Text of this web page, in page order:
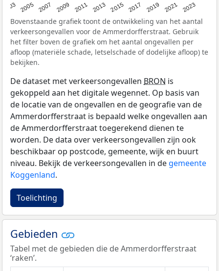
2003 2005 2007 2009 2011 2013 2015 2017 2019 2021 2023
Bovenstaande grafiek toont de ontwikkeling van het aantal
verkeersongevallen voor de Ammerdorfferstraat. Gebruik
het filter boven de grafiek om het aantal ongevallen per
afloop (materiële schade, letselschade of dodelijke afloop) te
bekijken.
De dataset met verkeersongevallen BRON is
gekoppeld aan het digitale wegennet. Op basis van
de locatie van de ongevallen en de geografie van de
Ammerdorfferstraat is bepaald welke ongevallen aan
de Ammerdorfferstraat toegerekend dienen te
worden. De data over verkeersongevallen zijn ook
beschikbaar op postcode, gemeente, wijk en buurt
niveau. Bekijk de verkeersongevallen in de gemeente
Koggenland.
Toelichting
Gebieden
Tabel met de gebieden die de Ammerdorfferstraat
‘raken’.